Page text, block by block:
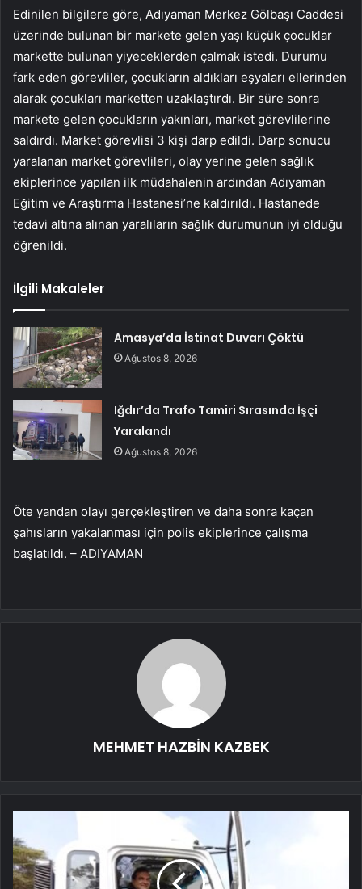
Edinilen bilgilere göre, Adıyaman Merkez Gölbaşı Caddesi
üzerinde bulunan bir markete gelen yaşı küçük çocuklar
markette bulunan yiyeceklerden çalmak istedi. Durumu
fark eden görevliler, çocukların aldıkları eşyaları ellerinden
alarak çocukları marketten uzaklaştırdı. Bir süre sonra
markete gelen çocukların yakınları, market görevlilerine
saldırdı. Market görevlisi 3 kişi darp edildi. Darp sonucu
yaralanan market görevlileri, olay yerine gelen sağlık
ekiplerince yapılan ilk müdahalenin ardından Adıyaman
Eğitim ve Araştırma Hastanesi’ne kaldırıldı. Hastanede
tedavi altına alınan yaralıların sağlık durumunun iyi olduğu
öğrenildi.
İlgili Makaleler
Amasya’da İstinat Duvarı Çöktü
Ağustos 8, 2026
Iğdır’da Trafo Tamiri Sırasında İşçi
Yaralandı
Ağustos 8, 2026
Öte yandan olayı gerçekleştiren ve daha sonra kaçan
şahısların yakalanması için polis ekiplerince çalışma
başlatıldı. – ADIYAMAN
MEHMET HAZBİN KAZBEK